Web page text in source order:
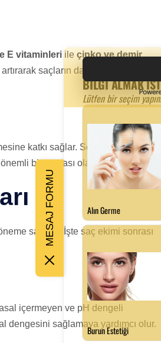
E vitaminleri ile çinko ve demir
saçların daha hızlı ve
katkı sağlar. Somon, ceviz ve
bir parçası olabilir.
sahiptir. İşte saç ekimi sonrası
içermeyen ve pH dengeli
sağlamaya yardımcı olur.
MESAJ FORMU